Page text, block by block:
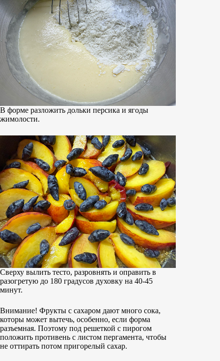
В форме разложить дольки персика и ягоды
жимолости.
Сверху вылить тесто, разровнять и оправить в
разогретую до 180 градусов духовку на 40-45
минут.
Внимание! Фрукты с сахаром дают много сока,
которы может вытечь, особенно, если форма
разъемная. Поэтому под решеткой с пирогом
положить противень с листом пергамента, чтобы
не оттирать потом пригорелый сахар.